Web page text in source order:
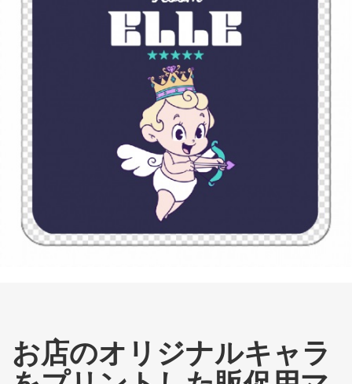
お店のオリジナルキャラ